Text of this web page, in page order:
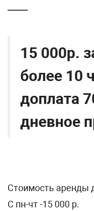
15 000р.
более 10
доплата
дневное
Стоимость аренды
С пн-чт -15 000 р.